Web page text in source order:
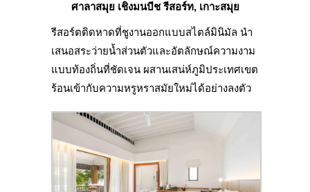
ศาลาสมุย เชิงมนบีช รีสอร์ท, เกาะสมุย
รีสอร์ตติดหาดที่ชูงานออกแบบสไตล์มินิมัล นำ
เสนอสระว่ายน้ำส่วนตัวและอัตลักษณ์ความงาม
แบบท้องถิ่นที่ชัดเจน ผสานเสน่ห์ภูมิประเทศเขต
ร้อนเข้ากับความหรูหราสมัยใหม่ได้อย่างลงตัว